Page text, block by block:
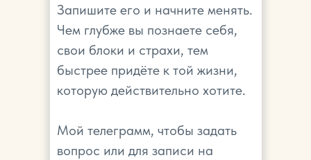
Запишите его и начните менять.
Чем глубже вы познаете себя,
свои блоки и страхи, тем
быстрее придёте к той жизни,
которую действительно хотите.
Мой телеграмм, чтобы задать
вопрос или для записи на